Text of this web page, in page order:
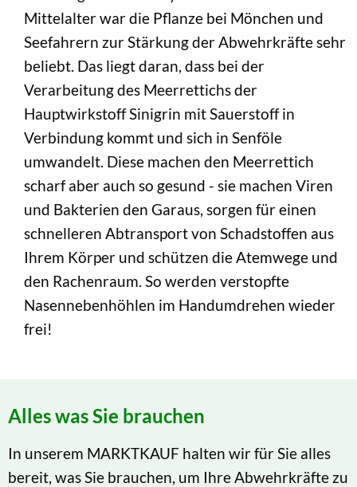
Mittelalter war die Pflanze bei Mönchen und
Seefahrern zur Stärkung der Abwehrkräfte sehr
beliebt. Das liegt daran, dass bei der
Verarbeitung des Meerrettichs der
Hauptwirkstoff Sinigrin mit Sauerstoff in
Verbindung kommt und sich in Senföle
umwandelt. Diese machen den Meerrettich
scharf aber auch so gesund - sie machen Viren
und Bakterien den Garaus, sorgen für einen
schnelleren Abtransport von Schadstoffen aus
Ihrem Körper und schützen die Atemwege und
den Rachenraum. So werden verstopfte
Nasennebenhöhlen im Handumdrehen wieder
frei!
Alles was Sie brauchen
In unserem MARKTKAUF halten wir für Sie alles
bereit, was Sie brauchen, um Ihre Abwehrkräfte zu